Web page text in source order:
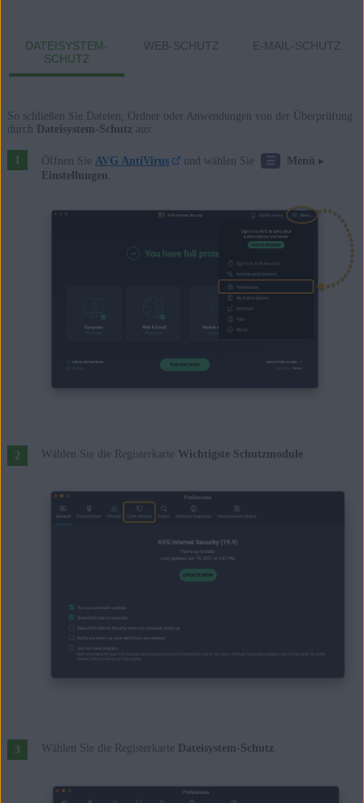
DATEISYSTEM-
SCHUTZ
WEB-SCHUTZ E-MAIL-SCHUTZ
So schließen Sie Dateien, Ordner oder Anwendungen von der Überprüfung
durch Dateisystem-Schutz aus:
Öffnen Sie AVG AntiVirus und wählen Sie ☰ Menü ▸
Einstellungen
Wählen Sie die Registerkarte Wichtigste Schutzmodule.
Wählen Sie die Registerkarte Dateisystem-Schutz